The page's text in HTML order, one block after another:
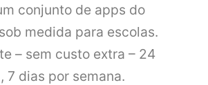
conjunto de apps do
medida para escolas.
– sem custo extra – 24
7 dias por semana.